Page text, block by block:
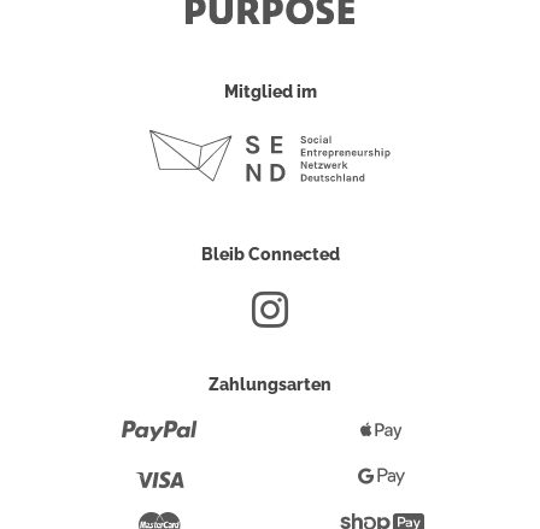
Mitglied im
Bleib Connected
Zahlungsarten
Pay
Google
Pay